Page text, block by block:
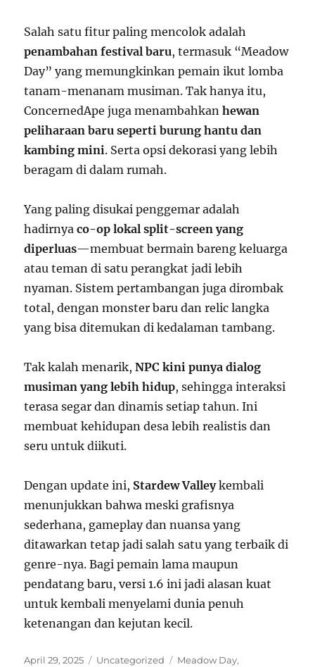
Salah satu fitur paling mencolok adalah
penambahan festival baru, termasuk “Meadow
Day” yang memungkinkan pemain ikut lomba
tanam-menanam musiman. Tak hanya itu,
ConcernedApe juga menambahkanhewan
peliharaan baru seperti burung hantu dan
kambing mini. Serta opsi dekorasi yang lebih
beragam di dalam rumah.
Yang paling disukai penggemar adalah
hadirnyaco-op lokal split-screen yang
diperluas—membuat bermain bareng keluarga
atau teman di satu perangkat jadi lebih
nyaman. Sistem pertambangan juga dirombak
total, dengan monster baru dan relic langka
yang bisa ditemukan di kedalaman tambang.
Tak kalah menarik,NPC kini punya dialog
musiman yang lebih hidup, sehingga interaksi
terasa segar dan dinamis setiap tahun. Ini
membuat kehidupan desa lebih realistis dan
seru untuk diikuti.
Dengan update ini, Stardew Valleykembali
menunjukkan bahwa meski grafisnya
sederhana, gameplay dan nuansa yang
ditawarkan tetap jadi salah satu yang terbaik di
genre-nya. Bagi pemain lama maupun
pendatang baru, versi 1.6 ini jadi alasan kuat
untuk kembali menyelami dunia penuh
ketenangan dan kejutan kecil.
Posted
April 29, 2025 Categories
Uncategorized Tags
Meadow Day,